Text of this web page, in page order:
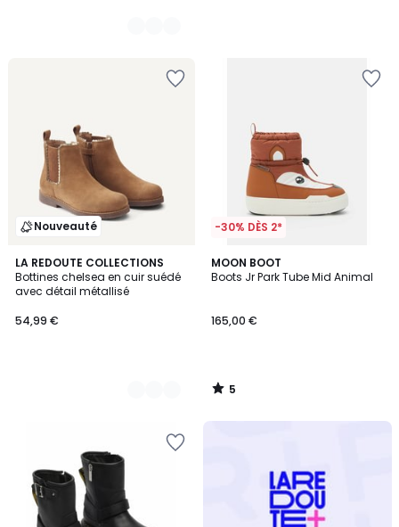
Nouveauté
LA REDOUTE COLLECTIONS
Bottines chelsea en cuir suédé
avec détail métallisé
54,99 €
2
Couleurs
-30% DÈS 2*
MOON BOOT
Boots Jr Park Tube Mid Animal
165,00 €
5
/
5
/